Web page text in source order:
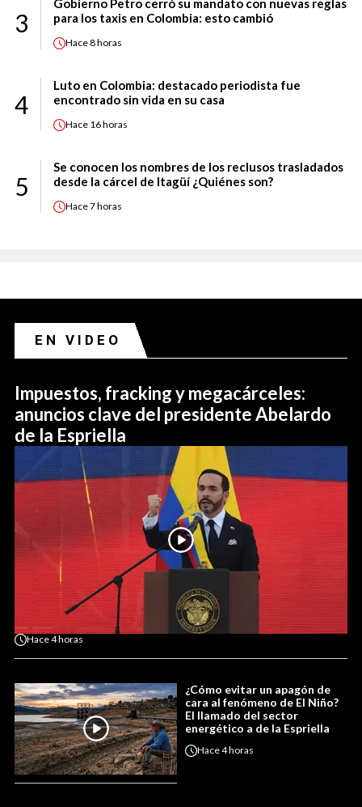
3
para los taxis en Colombia: esto cambió
Hace8 horas
4
Luto en Colombia: destacado periodista fue
encontrado sin vida en su casa
Hace 16 horas
5
Se conocen los nombres de los reclusos trasladados
desde la cárcel de Itagüí ¿Quiénes son?
Hace7 horas
EN VIDEO
Impuestos, fracking y megacárceles:
anuncios clave del presidente Abelardo
de la Espriella
Hace4 horas
¿Cómo evitar un apagón de
cara al fenómeno de El Niño?
El llamado del sector
energético a de la Espriella
Hace4 horas